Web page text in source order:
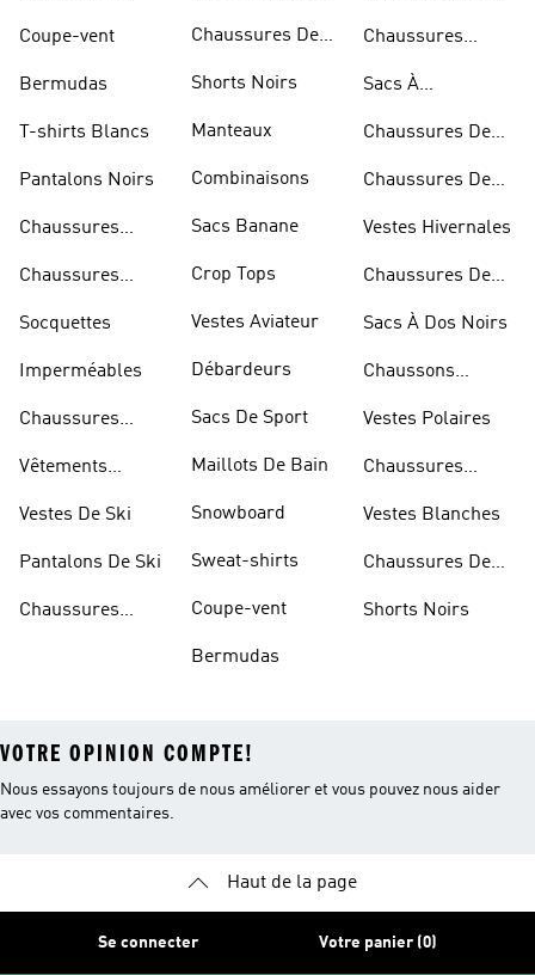
Coupe-vent
Bermudas
T-shirts Blancs
Pantalons Noirs
Chaussures
Chaussures
Socquettes
Imperméables
Chaussures
Vêtements
Vestes De Ski
Pantalons De Ski
Chaussures
Chaussures De
Shorts Noirs
Manteaux
Combinaisons
Sacs Banane
Crop Tops
Vestes Aviateur
Débardeurs
Sacs De Sport
Maillots De Bain
Snowboard
Sweat-shirts
Coupe-vent
Bermudas
Chaussures
Sacs À
Chaussures De
Chaussures De
Vestes Hivernales
Chaussures De
Sacs À Dos Noirs
Chaussons
Vestes Polaires
Chaussures
Vestes Blanches
Chaussures De
Shorts Noirs
VOTRE OPINION COMPTE!
Nous essayons toujours de nous améliorer et vous pouvez nous aider
avec vos commentaires.
Haut de la page
Se connecter Votre panier (0)